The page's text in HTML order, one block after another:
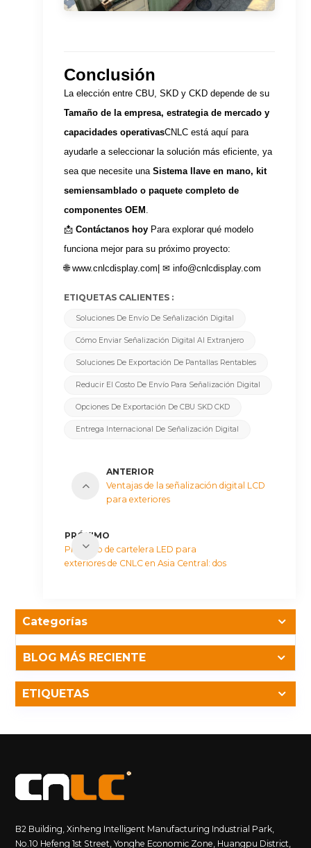
Conclusión
La elección entre CBU, SKD y CKD depende de su
Tamaño de la empresa, estrategia de mercado y
capacidades operativasCNLC está aquí para
ayudarle a seleccionar la solución más eficiente, ya
sea que necesite unaSistema llave en mano, kit
semiensamblado o paquete completo de
componentes OEM .
📩Contáctanos hoy Para explorar qué modelo
funciona mejor para su próximo proyecto:
🌐www.cnlcdisplay.com | ✉info@cnlcdisplay.com
ETIQUETAS CALIENTES :
Soluciones De Envío De Señalización Digital
Cómo Enviar Señalización Digital Al Extranjero
Soluciones De Exportación De Pantallas Rentables
Reducir El Costo De Envío Para Señalización Digital
Opciones De Exportación De CBU SKD CKD
Entrega Internacional De Señalización Digital
ANTERIOR
Ventajas de la señalización digital LCD
para exteriores
PRÓXIMO
Proyecto de cartelera LED para
exteriores de CNLC en Asia Central: dos
Categorías
BLOG MÁS RECIENTE
ETIQUETAS
B2 Building, Xinheng Intelligent Manufacturing Industrial Park,
No.10 Hefeng 1st Street, Yonghe Economic Zone, Huangpu District,